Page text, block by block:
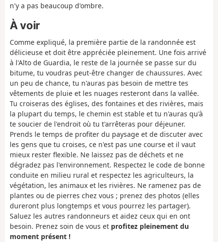
n'y a pas beaucoup d'ombre.
À voir
Comme expliqué, la première partie de la randonnée est
délicieuse et doit être appréciée pleinement. Une fois arrivé
à l'Alto de Guardia, le reste de la journée se passe sur du
bitume, tu voudras peut-être changer de chaussures. Avec
un peu de chance, tu n'auras pas besoin de mettre tes
vêtements de pluie et les nuages resteront dans la vallée.
Tu croiseras des églises, des fontaines et des rivières, mais
la plupart du temps, le chemin est stable et tu n'auras qu'à
te soucier de l'endroit où tu t'arrêteras pour déjeuner.
Prends le temps de profiter du paysage et de discuter avec
les gens que tu croises, ce n'est pas une course et il vaut
mieux rester flexible. Ne laissez pas de déchets et ne
dégradez pas l'environnement. Respectez le code de bonne
conduite en milieu rural et respectez les agriculteurs, la
végétation, les animaux et les rivières. Ne ramenez pas de
plantes ou de pierres chez vous ; prenez des photos (elles
dureront plus longtemps et vous pourrez les partager).
Saluez les autres randonneurs et aidez ceux qui en ont
besoin. Prenez soin de vous et profitez pleinement du
moment présent !